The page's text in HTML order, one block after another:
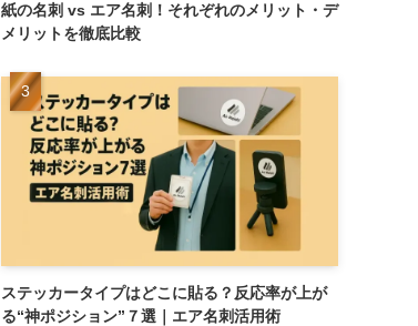
紙の名刺 vs エア名刺！それぞれのメリット・デ
メリットを徹底比較
ステッカータイプはどこに貼る？反応率が上が
る“神ポジション”７選｜エア名刺活用術